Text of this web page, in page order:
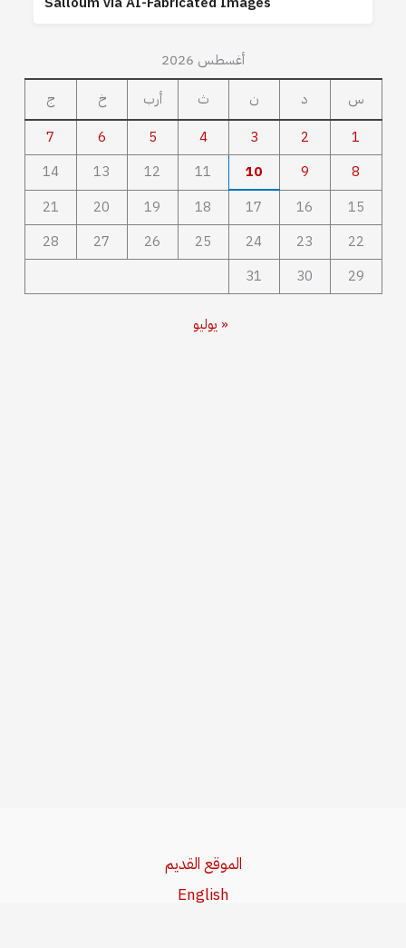
أغسطس 2026
س
د ن ث أرب خ
ج
1
2
3
4
5
6
7
8
9
10
11
12
13
14
15
16
17
18
19
20
21
22
23
24
25
26
27
28
29
30
31
« يوليو
الموقع القديم
English